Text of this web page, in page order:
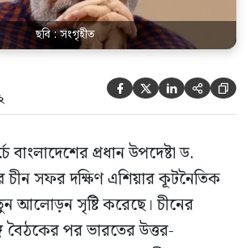
ছবি : সংগৃহীত
    
বাংলাদেশের প্রধান উপদেষ্টা ড.
চীন সফর দক্ষিণ এশিয়ার কূটনৈতিক
আলোড়ন সৃষ্টি করেছে। চীনের
বৈঠকের পর ভারতের উত্তর-